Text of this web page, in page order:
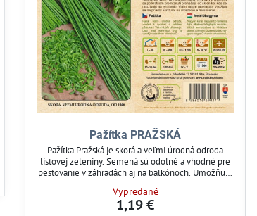
Pažítka PRAŽSKÁ
Pažítka Pražská je skorá a veľmi úrodná odroda
listovej zeleniny. Semená sú odolné a vhodné pre
pestovanie v záhradách aj na balkónoch. Umožňuje
ideálnych do šalátov a na dochucovanie jedál.
Skvelý doplnok pre ekologickú záhradu.
Vypredané
1,19 €